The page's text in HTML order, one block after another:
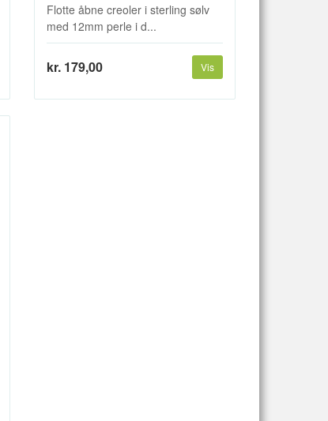
Flotte åbne creoler i sterling sølv
med 12mm perle i d...
kr. 179,00 Vis